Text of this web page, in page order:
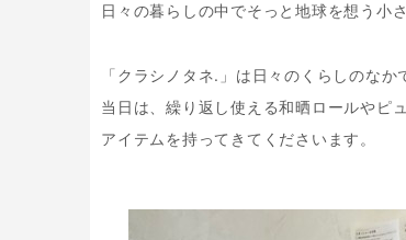
日々の暮らしの中でそっと地球を想う小
「クラシノタネ.」は日々のくらしのな
当日は、繰り返し使える和晒ロールやピ
アイテムを持ってきてくださいます。